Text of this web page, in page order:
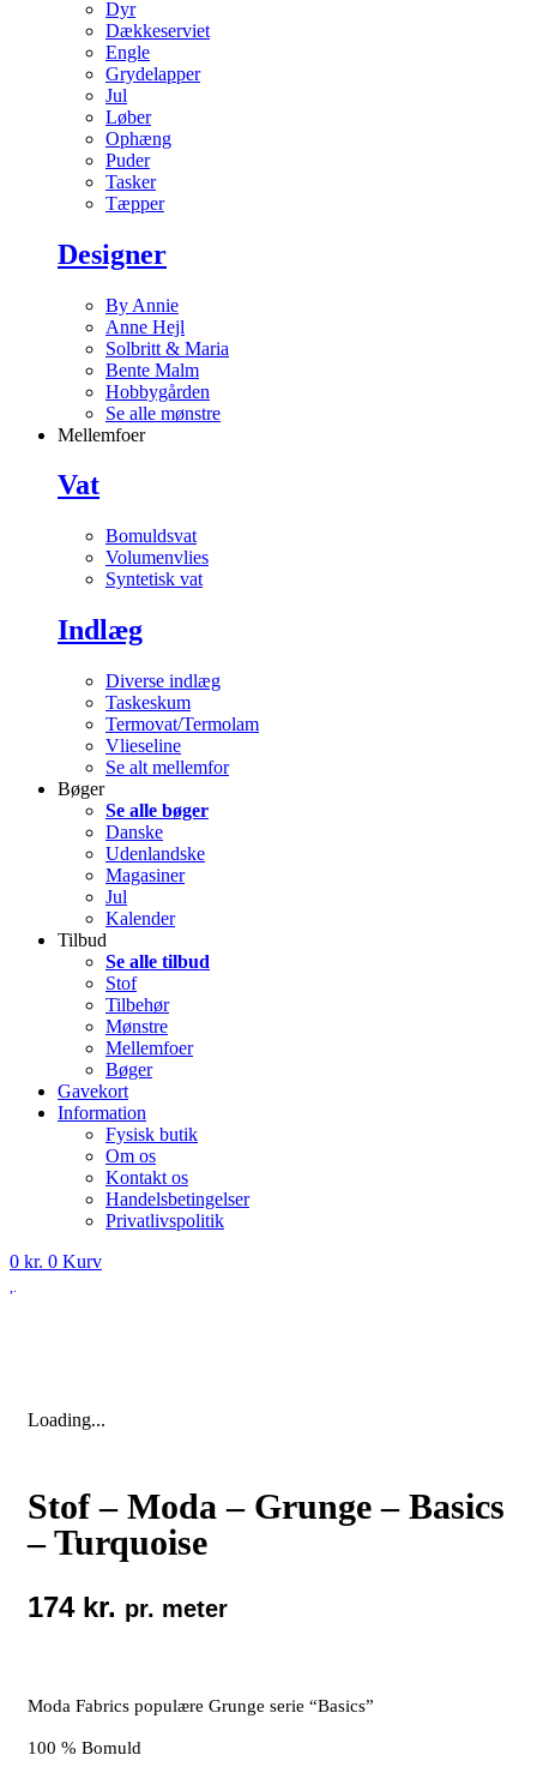
Dyr
Dækkeserviet
Engle
Grydelapper
Jul
Løber
Ophæng
Puder
Tasker
Tæpper
Designer
By Annie
Anne Hejl
Solbritt & Maria
Bente Malm
Hobbygården
Se alle mønstre
Mellemfoer
Vat
Bomuldsvat
Volumenvlies
Syntetisk vat
Indlæg
Diverse indlæg
Taskeskum
Termovat/Termolam
Vlieseline
Se alt mellemfor
Bøger
Se alle bøger
Danske
Udenlandske
Magasiner
Jul
Kalender
Tilbud
Se alle tilbud
Stof
Tilbehør
Mønstre
Mellemfoer
Bøger
Gavekort
Information
Fysisk butik
Om os
Kontakt os
Handelsbetingelser
Privatlivspolitik
0 kr. 0 Kurv
Loading...
Stof – Moda – Grunge – Basics
– Turquoise
174 kr. pr. meter
Moda Fabrics populære Grunge serie “Basics”
100 % Bomuld